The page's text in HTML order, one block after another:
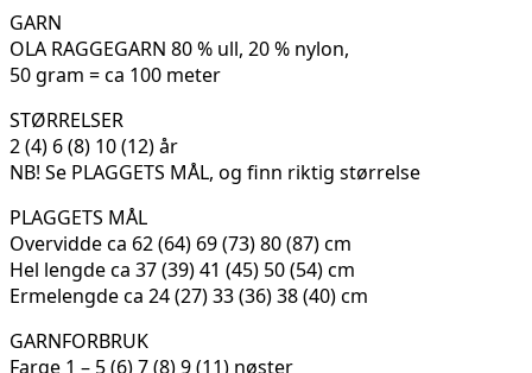
GARN
OLA RAGGEGARN 80 % ull, 20 % nylon,
50 gram = ca 100 meter
STØRRELSER
2 (4) 6 (8) 10 (12) år
NB! Se PLAGGETS MÅL, og finn riktig størrelse
PLAGGETS MÅL
Overvidde ca 62 (64) 69 (73) 80 (87) cm
Hel lengde ca 37 (39) 41 (45) 50 (54) cm
Ermelengde ca 24 (27) 33 (36) 38 (40) cm
GARNFORBRUK
Farge 1 – 5 (6) 7 (8) 9 (11) nøster